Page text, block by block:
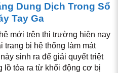
Dung Dịch Trong Sổ
Tay Ga
mới trên thị trường hiện nay
bị hệ thống làm mát
sinh ra để giải quyết triệt
lồ tỏa ra từ khối động cơ bị